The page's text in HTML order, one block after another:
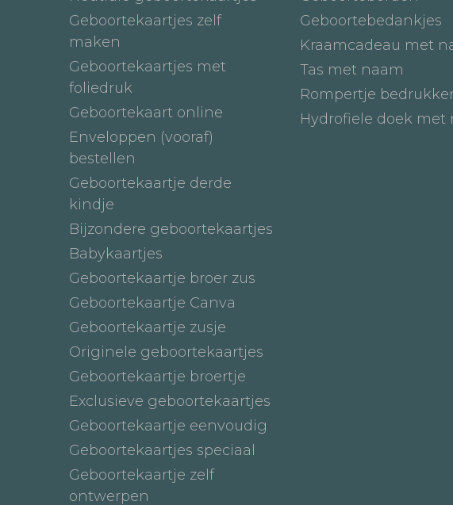
Geboortekaartjes zelf
maken
Geboortekaartjes met
foliedruk
Geboortekaart online
Enveloppen (vooraf)
bestellen
Geboortekaartje derde
kindje
Bijzondere geboortekaartjes
Babykaartjes
Geboortekaartje broer zus
Geboortekaartje Canva
Geboortekaartje zusje
Originele geboortekaartjes
Geboortekaartje broertje
Exclusieve geboortekaartjes
Geboortekaartje eenvoudig
Geboortekaartjes speciaal
Geboortekaartje zelf
ontwerpen
Geboortebedankjes
Kraamcadeau met
Tas met naam
Rompertje
Hydrofiele doek met